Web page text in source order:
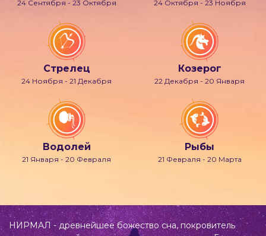
24 Сентября - 23 Октября 24 Октября - 23 Ноября
Стрелец
24 Ноября - 21 Декабря
Козерог
22 Декабря - 20 Января
Водолей
21 Января - 20 Февраля
Рыбы
21 Февраля - 20 Марта
НИРМАЛ - древнейшее божество сна, покровитель